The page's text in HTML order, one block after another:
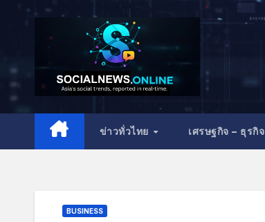
ข่าวทั่วไทย เศรษฐกิจ – ธุรกิจ
BUSINESS